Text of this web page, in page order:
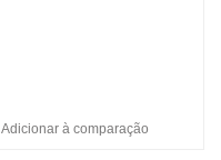
Adicionar à comparação